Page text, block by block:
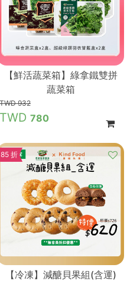
【鮮活蔬菜箱】綠拿鐵雙拼
蔬菜箱
932
780
85 折
【冷凍】減醣貝果組(含運)